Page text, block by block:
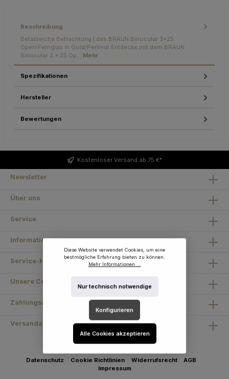
Beschreibung
Detailreiche Betrachtung | das BRAUN Binocular 3x25
OpernFernglas in Gold/Perlmut Entdecke mit dem BRAUN
Binocular 3 x 25 Op… Mehr
Spezifikationen
Hersteller
Bewertungen
Kostenloser Versand ab 75 €*
Newsletter
Über uns
Service
Information
Service-Hotline
Unsere Communities
Zahlungsarten
Versandarten
Datenschutz Cookie Richtlinien Widerrufsrecht
AGB
Impressum
Diese Website verwendet Cookies, um eine
bestmögliche Erfahrung bieten zu können.
Mehr Informationen ...
Nur technisch notwendige
Konfigurieren
Alle Cookies akzeptieren